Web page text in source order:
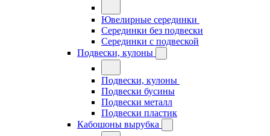
Ювелирные серединки
Серединки без подвески
Серединки с подвеской
Подвески, кулоны
Подвески, кулоны
Подвески бусины
Подвески металл
Подвески пластик
Кабошоны вырубка